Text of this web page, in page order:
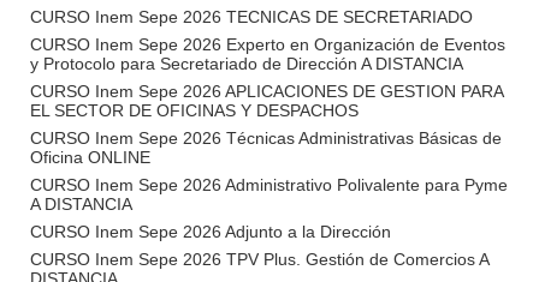
CURSO Inem Sepe 2026 TECNICAS DE SECRETARIADO
CURSO Inem Sepe 2026 Experto en Organización de Eventos
y Protocolo para Secretariado de Dirección A DISTANCIA
CURSO Inem Sepe 2026 APLICACIONES DE GESTION PARA
EL SECTOR DE OFICINAS Y DESPACHOS
CURSO Inem Sepe 2026 Técnicas Administrativas Básicas de
Oficina ONLINE
CURSO Inem Sepe 2026 Administrativo Polivalente para Pyme
A DISTANCIA
CURSO Inem Sepe 2026 Adjunto a la Dirección
CURSO Inem Sepe 2026 TPV Plus. Gestión de Comercios A